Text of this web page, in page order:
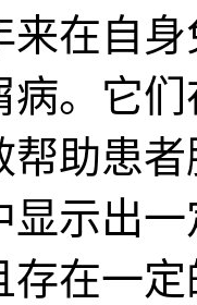
来在自
病。它
帮助患
显示出
存在一